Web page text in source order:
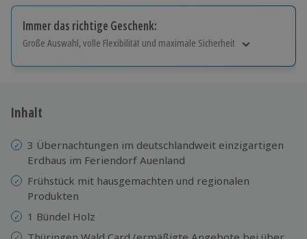
Immer das richtige Geschenk:
Große Auswahl, volle Flexibilität und maximale Sicherheit
Jeder Gutschein für alle Erlebnisse einlösbar.
10 Jahre gültig & verlängerbar.
Inhalt
3 Übernachtungen im deutschlandweit einzigartigen
Erdhaus im Feriendorf Auenland
Frühstück mit hausgemachten und regionalen
Produkten
1 Bündel Holz